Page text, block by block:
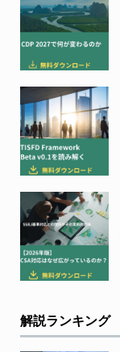
解説ランキング